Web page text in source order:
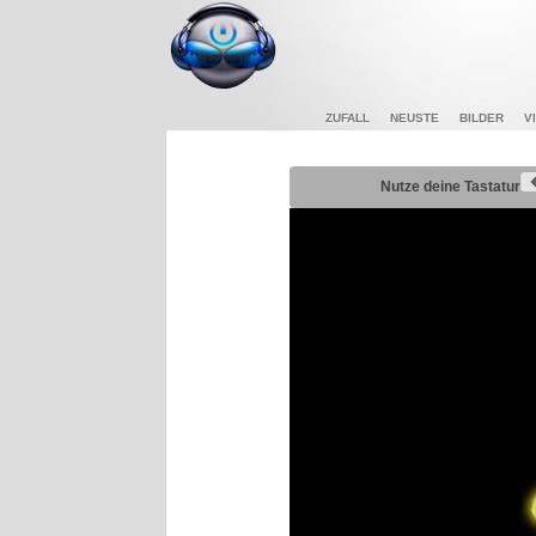
ZUFALL NEUSTE BILDER
Nutze deine Tastatur